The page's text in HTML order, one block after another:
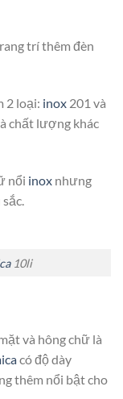
trí thêm đèn
2 loại: inox 201 và
chất lượng khác
nổi inox nhưng
10li
và hông chữ là
có độ dày
thêm nổi bật cho